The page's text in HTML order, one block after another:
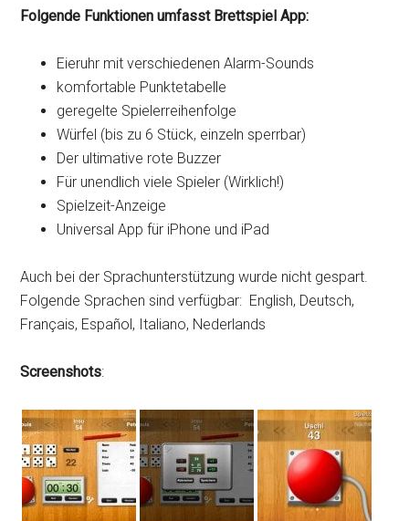
Folgende Funktionen umfasst Brettspiel App:
Eieruhr mit verschiedenen Alarm-Sounds
komfortable Punktetabelle
geregelte Spielerreihenfolge
Würfel (bis zu 6 Stück, einzeln sperrbar)
Der ultimative rote Buzzer
Für unendlich viele Spieler (Wirklich!)
Spielzeit-Anzeige
Universal App für iPhone und iPad
Auch bei der Sprachunterstützung wurde nicht gespart.
Folgende Sprachen sind verfügbar: English, Deutsch,
Français, Español, Italiano, Nederlands
Screenshots: